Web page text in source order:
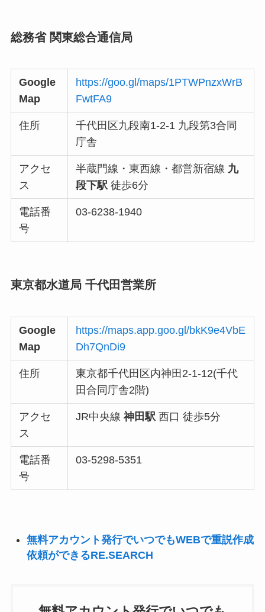
総務省 関東総合通信局
Google
Map
https://goo.gl/maps/1PTWPnzxWrB
FwtFA9
住所
千代田区九段南1-2-1 九段第3合同
庁舎
アクセ
ス
半蔵門線・東西線・都営新宿線 九
段下駅 徒歩6分
電話番
号
03-6238-1940
東京都水道局 千代田営業所
Google
Map
https://maps.app.goo.gl/bkK9e4VbE
Dh7QnDi9
住所
東京都千代田区内神田2-1-12(千代
田合同庁舎2階)
アクセ
ス
JR中央線神田駅 西口 徒歩5分
電話番
号
03-5298-5351
無料アカウント発行でいつでもWEBで重説作成
依頼ができるRE.SEARCH